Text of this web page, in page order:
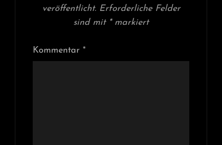
veröffentlicht. Erforderliche Felder
sind mit *markiert
Kommentar *